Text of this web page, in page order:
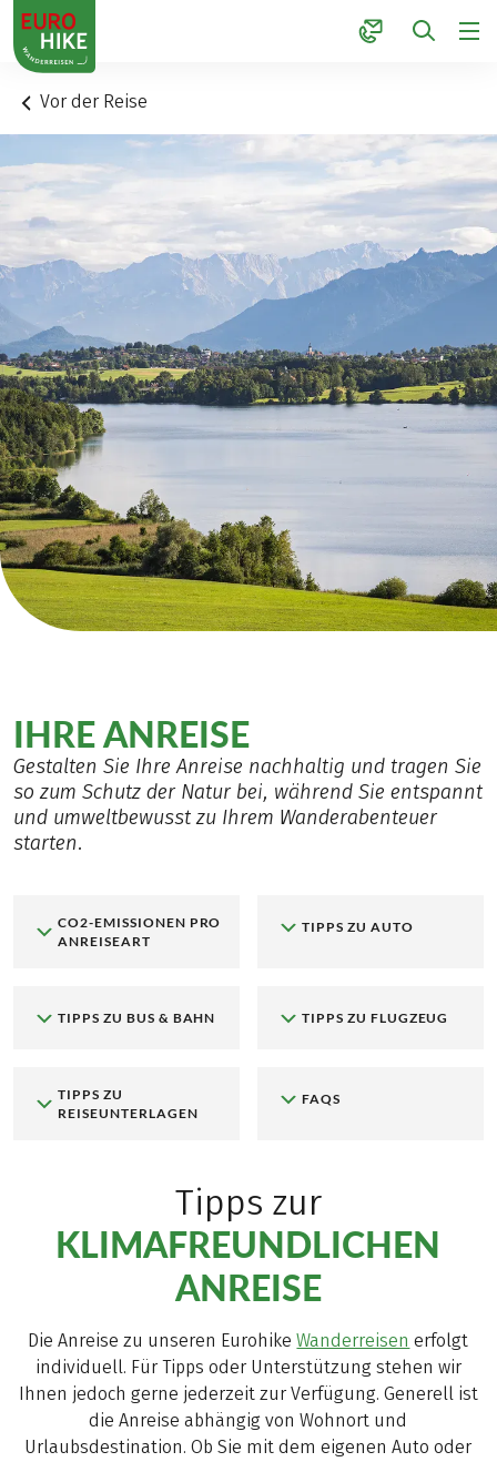
1
Vor der Reise
IHRE ANREISE
Gestalten Sie Ihre Anreise nachhaltig und tragen Sie
so zum Schutz der Natur bei, während Sie entspannt
und umweltbewusst zu Ihrem Wanderabenteuer
starten.
CO2-EMISSIONEN PRO
ANREISEART
TIPPS ZU AUTO
TIPPS ZU BUS & BAHN TIPPS ZU FLUGZEUG
TIPPS ZU
REISEUNTERLAGEN
FAQS
Tipps zur
KLIMAFREUNDLICHEN
ANREISE
Die Anreise zu unseren EurohikeWanderreisen erfolgt
individuell. Für Tipps oder Unterstützung stehen wir
Ihnen jedoch gerne jederzeit zur Verfügung. Generell ist
die Anreise abhängig von Wohnort und
Urlaubsdestination. Ob Sie mit dem eigenen Auto oder